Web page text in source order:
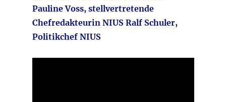
Pauline Voss, stellvertretende
Chefredakteurin NIUS Ralf Schuler,
Politikchef NIUS